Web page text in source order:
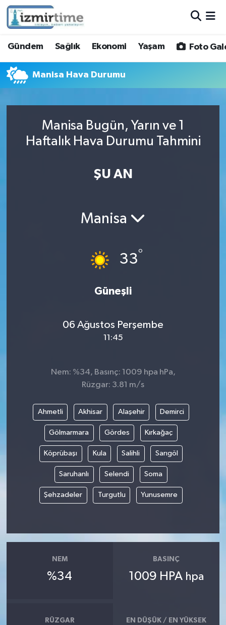
Gündem Sağlık Ekonomi Yaşam Foto
Manisa Hava Durumu
Manisa Bugün, Yarın ve 1
Haftalık Hava Durumu Tahmini
ŞU AN
Manisa
33°
Güneşli
06 Ağustos Perşembe
11:45
Nem: %34, Basınç: 1009 hpa hPa,
Rüzgar: 3.81 m/s
Ahmetli Akhisar Alaşehir Demirci
Gölmarmara Gördes Kırkağaç
Köprübaşı Kula Salihli Sarıgöl
Saruhanlı Selendi Soma
Şehzadeler Turgutlu Yunusemre
NEM
%34
BASINÇ
1009 HPA hpa
RÜZGAR EN DÜŞÜK / EN YÜKSEK
Sağlık
Ekonomi
Foto Galeri
Hava Durumu
İzmir Namaz Vakitleri
Süper Lig Puan Durumu ve Fikstür